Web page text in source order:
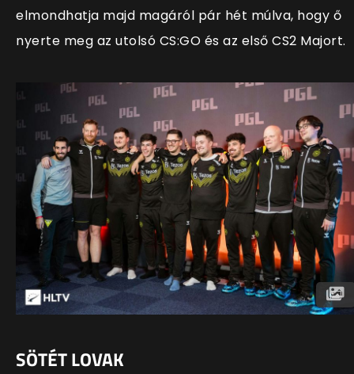
elmondhatja majd magáról pár hét múlva, hogy ő
nyerte meg az utolsó CS:GO és az első CS2 Majort.
SÖTÉT LOVAK